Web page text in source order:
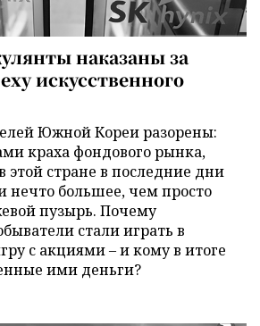
наказаны за
искусственного
Южной Кореи разорены:
краха фондового рынка,
стране в последние дни
нечто большее, чем просто
пузырь. Почему
стали играть в
с акциями – и кому в итоге
ими деньги?